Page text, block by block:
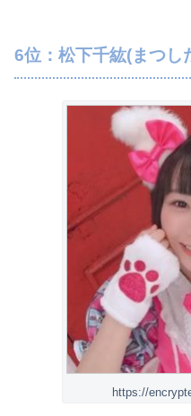
6位：松下千紘(まつし
https://